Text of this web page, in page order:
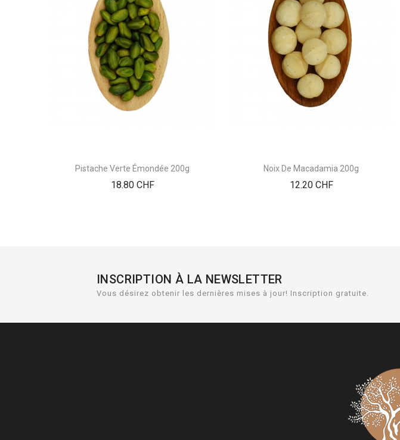
Pistache Verte Émondée 200g
18.80 CHFPrix
Noix De Macadamia 200g
12.20 CHFPrix
INSCRIPTION À LA NEWSLETTER
Vous désirez obtenir les dernières mises à jour! Inscription gratuite.